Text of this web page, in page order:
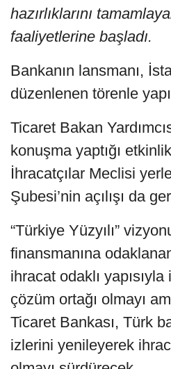
hazırlıklarını
faaliyetlerine başladı.
Bankanın lansmanı,
düzenlenen törenle
Ticaret Bakan
konuşma yaptığı
İhracatçılar Meclisi
Şubesi’nin açılışı da
“Türkiye Yüzyılı”
finansmanına
ihracat odaklı yapısıyla
çözüm ortağı olmayı
Ticaret Bankası, Türk
izlerini yenileyerek